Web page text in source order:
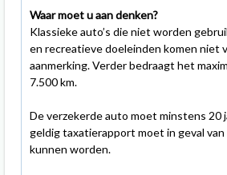
Waar moet u aan denken?
Klassieke auto’s die niet worden
en recreatieve doeleinden komen niet
aanmerking. Verder bedraagt het
7.500 km.
De verzekerde auto moet minstens 20
geldig taxatierapport moet in geval
kunnen worden.